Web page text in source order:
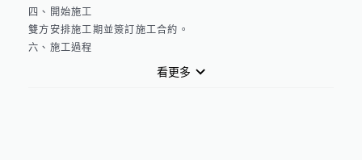
四、開始施工
雙方安排施工期並簽訂施工合約。
六、施工過程
要求施工品質控管 施工時必定在場 且拍照留檔
看更多